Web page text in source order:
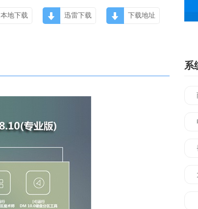
系
本地下载 迅雷下载 下载地址